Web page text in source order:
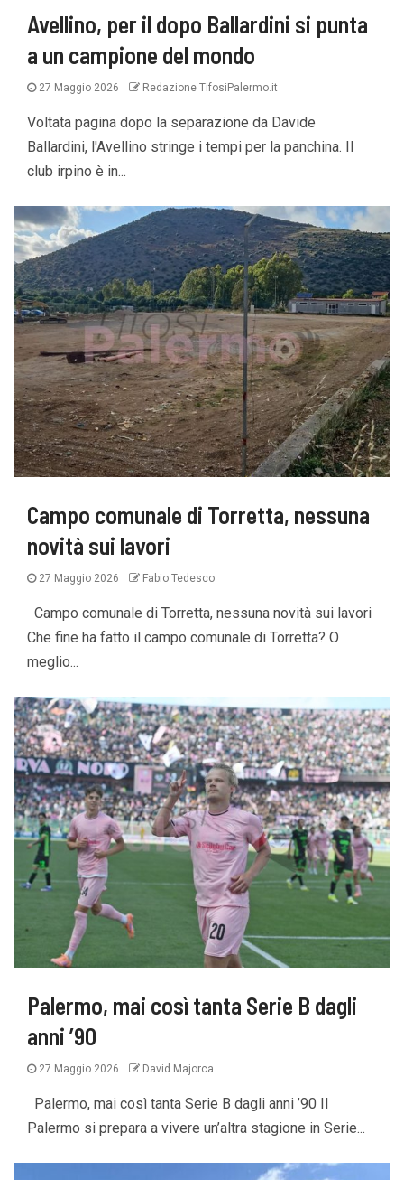
Avellino, per il dopo Ballardini si punta
a un campione del mondo
27 Maggio 2026 Redazione TifosiPalermo.it
Voltata pagina dopo la separazione da Davide
Ballardini, l'Avellino stringe i tempi per la panchina. Il
club irpino è in...
Campo comunale di Torretta, nessuna
novità sui lavori
27 Maggio 2026 Fabio Tedesco
Campo comunale di Torretta, nessuna novità sui lavori
Che fine ha fatto il campo comunale di Torretta? O
meglio...
Palermo, mai così tanta Serie B dagli
anni ’90
27 Maggio 2026 David Majorca
Palermo, mai così tanta Serie B dagli anni ’90 Il
Palermo si prepara a vivere un’altra stagione in Serie...